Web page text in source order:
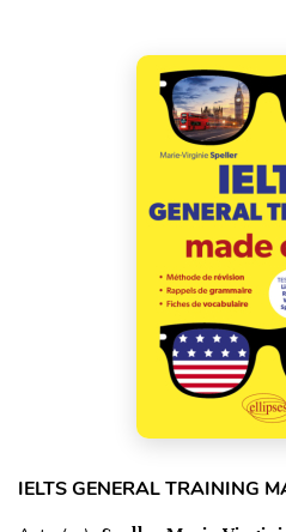
IELTS GENERAL TRAINING